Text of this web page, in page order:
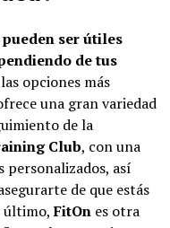
ser útiles
de tus
opciones más
una gran variedad
de la
Club, con una
personalizados, así
de que estás
último,FitOn es otra